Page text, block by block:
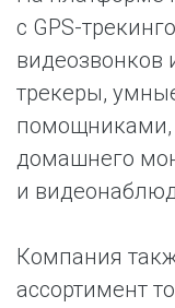
с GPS-
видеозвонков
трекеры,
помощниками,
домашнего
и
Компания
ассортимент